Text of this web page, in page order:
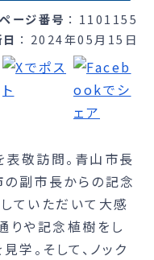
ページ番号
1101155
2024年05月15日
敬訪問。青山市長
副市長からの記念
ていただいて大感
りや記念植樹をし
学。そして、ノック